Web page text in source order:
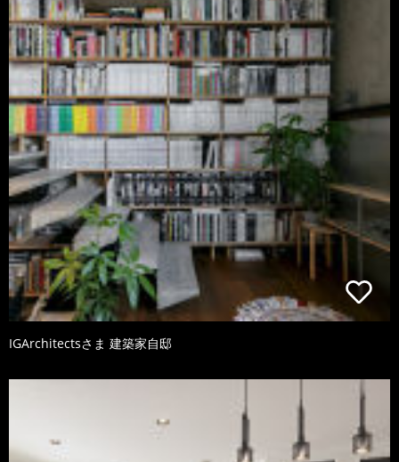
IGArchitectsさま 建築家自邸